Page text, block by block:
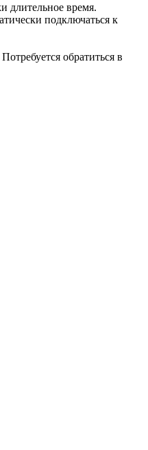
длительное время.
подключаться к
обратиться в